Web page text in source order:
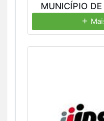
MUNICÍPIO